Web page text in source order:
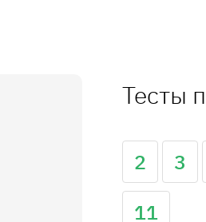
Тесты
2 3
11